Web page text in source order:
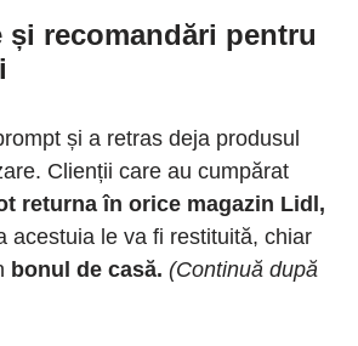
și recomandări pentru
și a retras deja produsul
Clienții care au cumpărat
returna în orice magazin Lidl,
acestuia le va fi restituită, chiar
bonul de casă. (Continuă după